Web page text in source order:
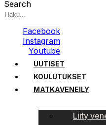
Search
Facebook
Instagram
Youtube
UUTISET
KOULUTUKSET
MATKAVENEILY
Liity